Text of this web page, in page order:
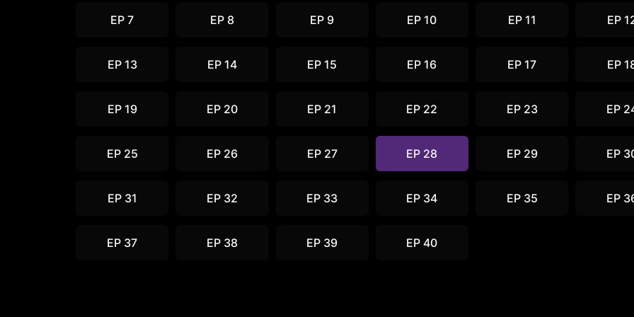
EP 7 EP 8 EP 9 EP 10 EP 11 EP
EP 13 EP 14 EP 15 EP 16 EP 17 EP
EP 19 EP 20 EP 21 EP 22 EP 23 EP
EP 25 EP 26 EP 27 EP 28 EP 29 EP
EP 31 EP 32 EP 33 EP 34 EP 35 EP
EP 37 EP 38 EP 39 EP 40